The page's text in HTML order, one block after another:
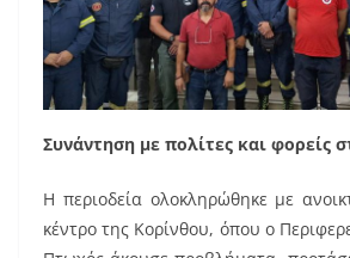
Συνάντηση με πολίτες και φορείς
Η περιοδεία ολοκληρώθηκε με
κέντρο της Κορίνθου, όπου ο